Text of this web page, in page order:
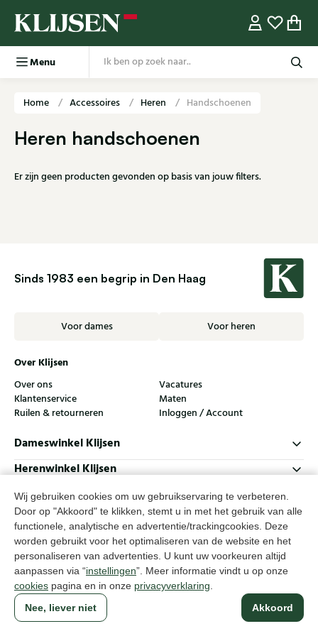
Wij gebruiken cookies om uw gebruikservaring te verbeteren.
Door op "Akkoord" te klikken, stemt u in met het gebruik van alle
functionele, analytische en advertentie/trackingcookies. Deze
worden gebruikt voor het optimaliseren van de website en het
personaliseren van advertenties. U kunt uw voorkeuren altijd
aanpassen via “instellingen”. Meer informatie vindt u op onze
cookies pagina en in onze privacyverklaring
Akkoord
Nee, liever niet
Menu
Home Accessoires Heren Handschoenen
Heren handschoenen
Er zijn geen producten gevonden op basis van jouw filters.
Sinds 1983 een begrip in Den Haag
Voor dames Voor heren
Over Klijsen
Over ons
Vacatures
Klantenservice
Maten
Ruilen & retourneren
Inloggen / Account
Dameswinkel Klijsen
Herenwinkel Klijsen
Klantenservice
Volg ons
© Klijsen Schoenmode - 2026
PrivacyverklaringCookiesAlgemene voorwaarden